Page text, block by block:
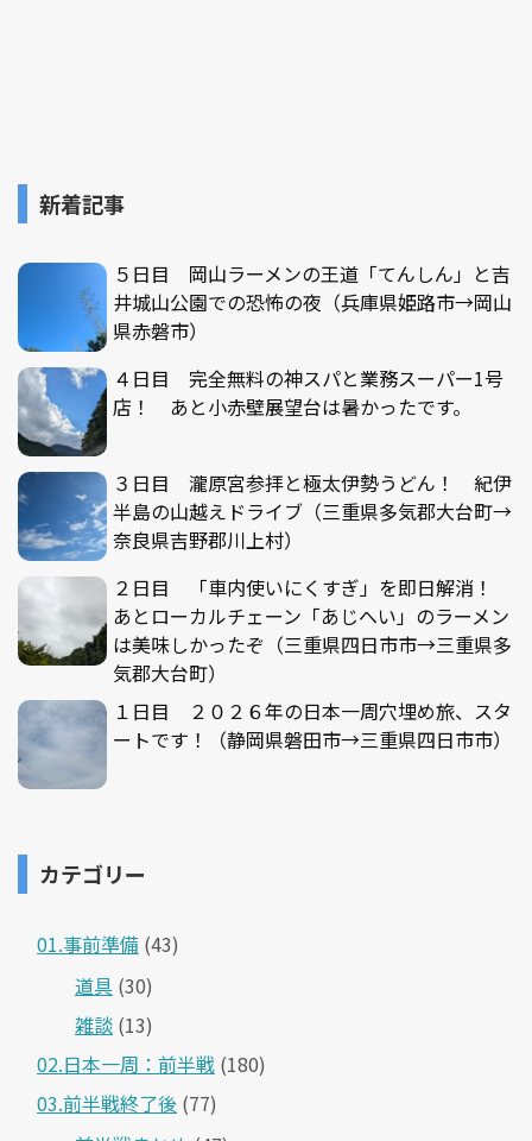
新着記事
５日目 岡山ラーメンの王道「てんしん」と吉
井城山公園での恐怖の夜（兵庫県姫路市→岡山
県赤磐市）
４日目 完全無料の神スパと業務スーパー1号
店！ あと小赤壁展望台は暑かったです。
３日目 瀧原宮参拝と極太伊勢うどん！ 紀伊
半島の山越えドライブ（三重県多気郡大台町→
奈良県吉野郡川上村）
２日目 「車内使いにくすぎ」を即日解消！
あとローカルチェーン「あじへい」のラーメン
は美味しかったぞ（三重県四日市市→三重県多
気郡大台町）
１日目 ２０２６年の日本一周穴埋め旅、スタ
ートです！（静岡県磐田市→三重県四日市市）
カテゴリー
01.事前準備 (43)
道具 (30)
雑談 (13)
02.日本一周：前半戦 (180)
03.前半戦終了後 (77)